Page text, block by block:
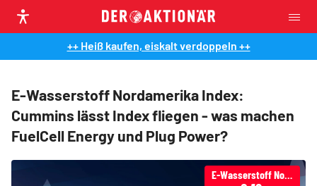
++ Heiß kaufen, eiskalt verdoppeln ++
E-Wasserstoff Nordamerika Index:
Cummins lässt Index fliegen - was machen
FuelCell Energy und Plug Power?
E-Wasserstoff Nordamerika Index